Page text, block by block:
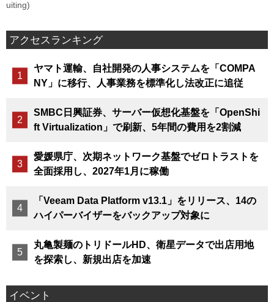
uiting)
アクセスランキング
ヤマト運輸、自社開発の人事システムを「COMPA
NY」に移行、人事業務を標準化し法改正に追従
SMBC日興証券、サーバー仮想化基盤を「OpenShi
ft Virtualization」で刷新、5年間の費用を2割減
愛媛県庁、次期ネットワーク基盤でゼロトラストを
全面採用し、2027年1月に稼働
「Veeam Data Platform v13.1」をリリース、14の
ハイパーバイザーをバックアップ対象に
丸亀製麺のトリドールHD、衛星データで出店用地
を探索し、新規出店を加速
イベント